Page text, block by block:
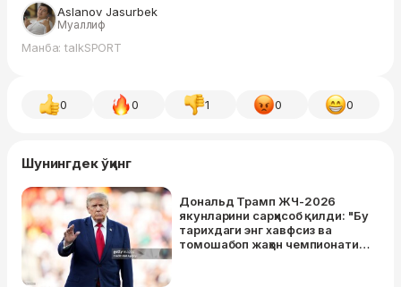
Aslanov Jasurbek
Муаллиф
Манба: talkSPORT
0 0 1 0 0
Шунингдек ўқинг
Дональд Трамп ЖЧ-2026
якунларини сарҳисоб қилди: "Бу
тарихдаги энг хавфсиз ва
томошабоп жаҳон чемпионати